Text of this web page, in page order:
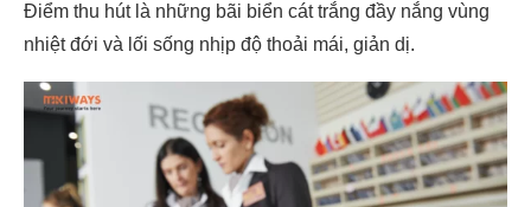
Điểm thu hút là những bãi biển cát trắng đầy nắng vùng
nhiệt đới và lối sống nhịp độ thoải mái, giản dị.